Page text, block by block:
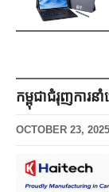
កម្ពុជាជំរុញការន
OCTOBER 23, 2025